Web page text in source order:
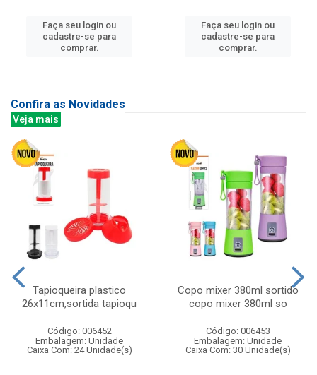
Faça seu login ou
cadastre-se para
comprar.
Faça seu login ou
cadastre-se para
comprar.
Confira as Novidades
Veja mais
Tapioqueira plastico
26x11cm,sortida tapioqu
Código: 006452
Embalagem: Unidade
Caixa Com: 24 Unidade(s)
Copo mixer 380ml sortido
copo mixer 380ml so
Código: 006453
Embalagem: Unidade
Caixa Com: 30 Unidade(s)